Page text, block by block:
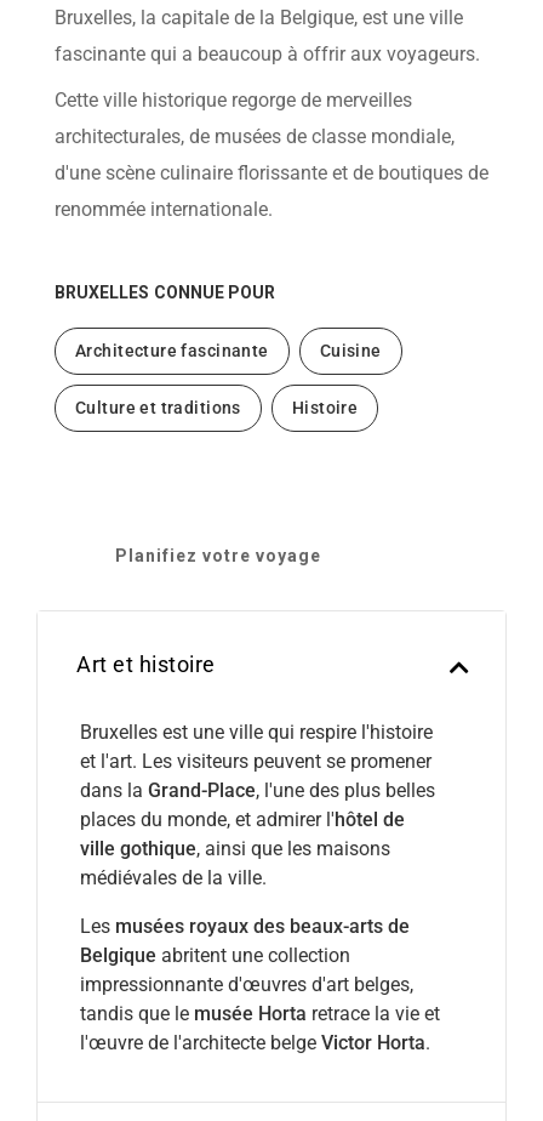
navigate
content.
Bruxelles, la capitale de la Belgique, est une ville
fascinante qui a beaucoup à offrir aux voyageurs.
Cette ville historique regorge de merveilles
architecturales, de musées de classe mondiale,
d'une scène culinaire florissante et de boutiques de
renommée internationale.
BRUXELLES CONNUE POUR
Architecture fascinante Cuisine
Culture et traditions Histoire
Planifiez votre voyage
Art et histoire
Bruxelles est une ville qui respire l'histoire
et l'art. Les visiteurs peuvent se promener
dans la Grand-Place, l'une des plus belles
places du monde, et admirer l'hôtel de
ville gothique, ainsi que les maisons
médiévales de la ville.
Les musées royaux des beaux-arts de
Belgique abritent une collection
impressionnante d'œuvres d'art belges,
tandis que le musée Horta retrace la vie et
l'œuvre de l'architecte belge Victor Horta.